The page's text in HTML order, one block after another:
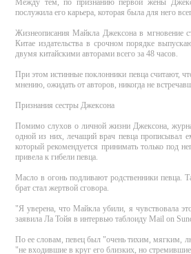
Между тем, по признанию первой жены
послужила его карьера, которая была для него
Жизнеописания Майкла Джексона в
Китае издательства в срочном порядке
двумя китайскими авторами всего за 48 часов.
При этом истинные поклонники певца считают,
мнению, ожидать от авторов, никогда не
Признания сестры Джексона
Помимо слухов о личной жизни Джексона,
одной из них, лечащий врач певца прописывал
который рекомендуется принимать только под
привела к гибели певца.
Масло в огонь подливают родственники певца.
брат стал жертвой сговора.
"Я уверена, что Майкла убили, я чувствовала
заявила Ла Тойя в интервью таблоиду Mail on
По ее словам, певец был "очень тихим, мягким,
"не входившие в круг его близких, но